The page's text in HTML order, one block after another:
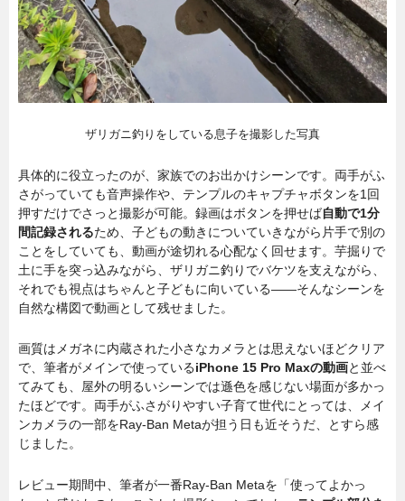
ザリガニ釣りをしている息子を撮影した写真
具体的に役立ったのが、家族でのお出かけシーンです。両手がふ
さがっていても音声操作や、テンプルのキャプチャボタンを1回
押すだけでさっと撮影が可能。録画はボタンを押せば自動で1分
間記録されるため、子どもの動きについていきながら片手で別の
ことをしていても、動画が途切れる心配なく回せます。芋掘りで
土に手を突っ込みながら、ザリガニ釣りでバケツを支えながら、
それでも視点はちゃんと子どもに向いている——そんなシーンを
自然な構図で動画として残せました。
画質はメガネに内蔵された小さなカメラとは思えないほどクリア
で、筆者がメインで使っているiPhone 15 Pro Maxの動画と並べ
てみても、屋外の明るいシーンでは遜色を感じない場面が多かっ
たほどです。両手がふさがりやすい子育て世代にとっては、メイ
ンカメラの一部をRay-Ban Metaが担う日も近そうだ、とすら感
じました。
レビュー期間中、筆者が一番Ray-Ban Metaを「使ってよかっ